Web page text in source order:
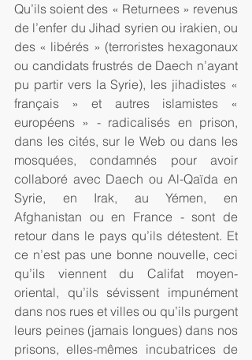
Qu’ils soient des « Returnees » revenus
de l’enfer du Jihad syrien ou irakien, ou
des « libérés » (terroristes hexagonaux
ou candidats frustrés de Daech n’ayant
pu partir vers la Syrie), les jihadistes «
français » et autres islamistes «
européens » - radicalisés en prison,
dans les cités, sur le Web ou dans les
mosquées, condamnés pour avoir
collaboré avec Daech ou Al-Qaïda en
Syrie, en Irak, au Yémen, en
Afghanistan ou en France - sont de
retour dans le pays qu’ils détestent. Et
ce n’est pas une bonne nouvelle, ceci
qu’ils viennent du Califat moyen-
oriental, qu’ils sévissent impunément
dans nos rues et villes ou qu’ils purgent
leurs peines (jamais longues) dans nos
prisons, elles-mêmes incubatrices de